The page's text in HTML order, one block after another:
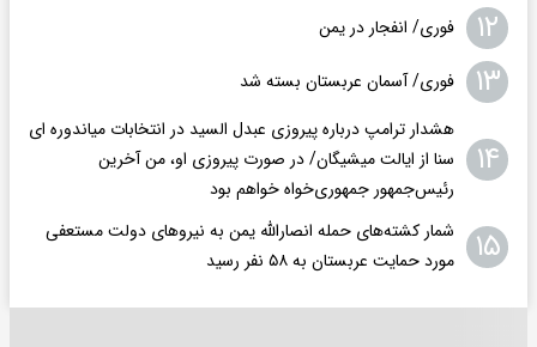
۱۲ فوری/ انفجار در یمن
۱۳ فوری/ آسمان عربستان بسته شد
۱۴
هشدار ترامپ درباره پیروزی عبدل السید در انتخابات میاندوره ای
سنا از ایالت میشیگان/ در صورت پیروزی او، من آخرین
رئیس‌جمهور جمهوری‌‍‌خواه خواهم بود
۱۵
شمار کشته‌های حمله انصارالله یمن به نیروهای دولت مستعفی
مورد حمایت عربستان به ۵۸ نفر رسید